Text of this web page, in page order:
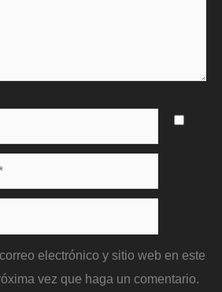
electrónico y sitio web en este
vez que haga un comentario.